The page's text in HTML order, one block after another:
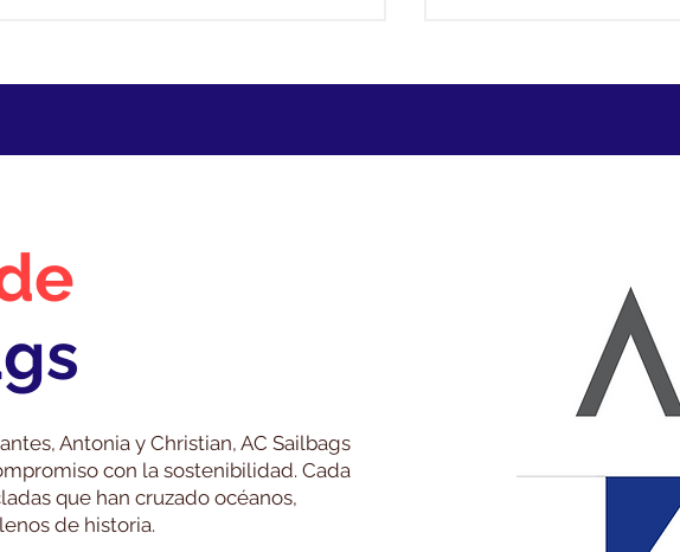
Antonia y Christian, AC Sailbags
con la sostenibilidad. Cada
que han cruzado océanos,
de historia.